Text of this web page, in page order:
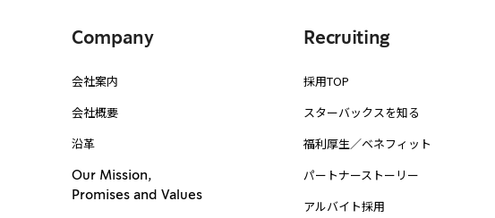
Company
会社案内
会社概要
沿革
Our Mission,
Promises and Values
Recruiting
採用TOP
スターバックスを知る
福利厚生／ベネフィット
パートナーストーリー
アルバイト採用